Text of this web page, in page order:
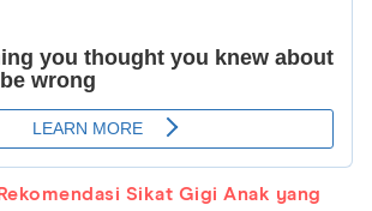
Sikat Gigi Anak yang